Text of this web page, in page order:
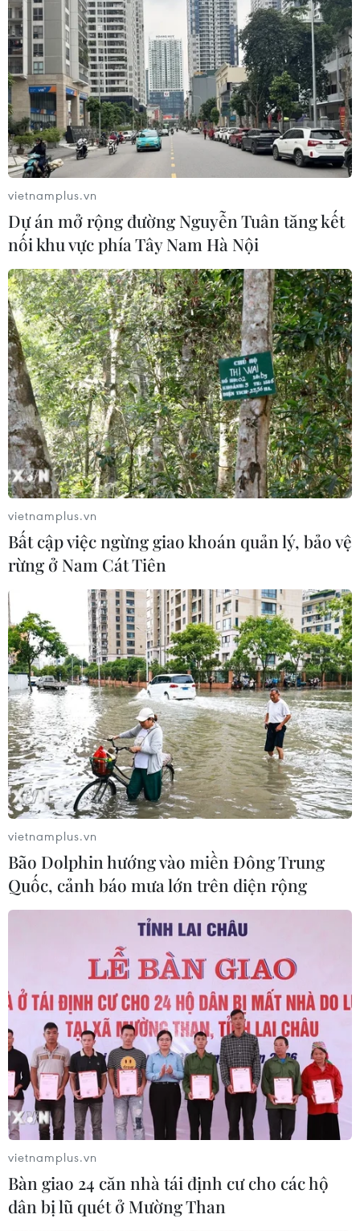
TIN CÙNG CHUYÊN MỤC
vietnamplus.vn
Dự án mở rộng đường Nguyễn Tuân tăng kết
nối khu vực phía Tây Nam Hà Nội
vietnamplus.vn
Bất cập việc ngừng giao khoán quản lý, bảo vệ
rừng ở Nam Cát Tiên
vietnamplus.vn
Bão Dolphin hướng vào miền Đông Trung
Quốc, cảnh báo mưa lớn trên diện rộng
vietnamplus.vn
Bàn giao 24 căn nhà tái định cư cho các hộ
dân bị lũ quét ở Mường Than